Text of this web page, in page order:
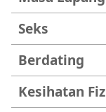
Seks
Berdating
Kesihatan